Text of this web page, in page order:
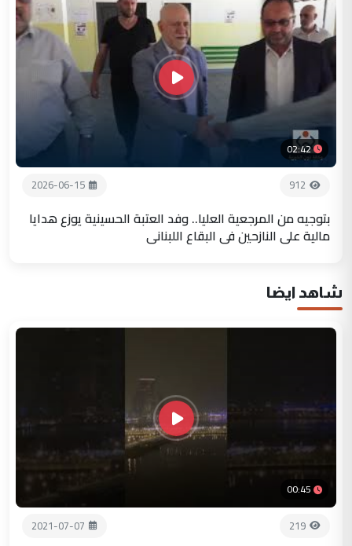
02:42
912
2026-06-15
بتوجيه من المرجعية العليا.. وفد العتبة الحسينية يوزع هدايا
مالية على النازحين في البقاع اللبناني
شاهد ايضا
00:45
219
2021-07-07